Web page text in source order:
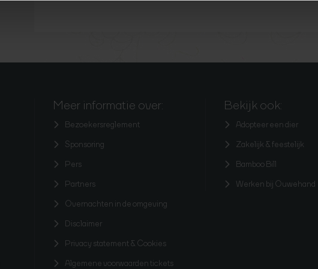
Meer informatie over:
Bezoekersreglement
Sponsoring
Pers
Partners
Overnachten in de omgeving
Disclaimer
Privacy statement & Cookies
Algemene voorwaarden tickets
Bekijk ook:
Adopteer een dier
Zakelijk & feestelijk
Bamboo Bill
Werken bij Ouwehand